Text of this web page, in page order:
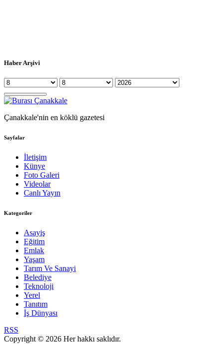
Haber Arşivi
Çanakkale'nin en köklü gazetesi
Sayfalar
İletişim
Künye
Foto Galeri
Videolar
Canlı Yayın
Kategoriler
Asayiş
Eğitim
Emlak
Yaşam
Tarım Ve Sanayi
Belediye
Teknoloji
Yerel
Tanıtım
İş Dünyası
RSS
Copyright © 2026 Her hakkı saklıdır.